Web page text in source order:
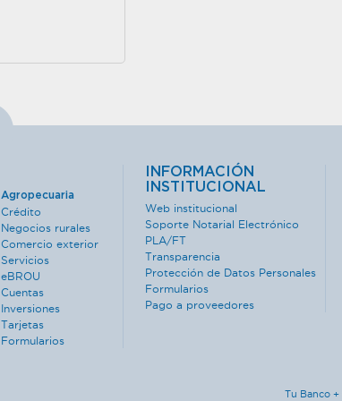
Agropecuaria
Crédito
Negocios rurales
Comercio exterior
Servicios
eBROU
Cuentas
Inversiones
Tarjetas
Formularios
INFORMACIÓN
INSTITUCIONAL
Web institucional
Soporte Notarial Electrónico
PLA/FT
Transparencia
Protección de Datos Personales
Formularios
Pago a proveedores
Tu Banco